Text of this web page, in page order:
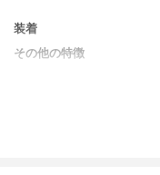
装着
その他の特徴